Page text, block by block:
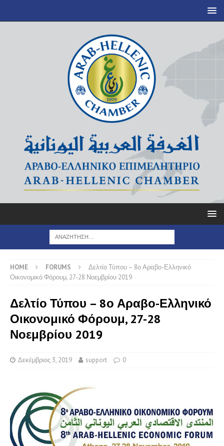
HOME FORUMS
Δελτίο Τύπου – 8ο Αραβο-Ελληνικό
Οικονομικό Φόρουμ, 27-28 Νοεμβρίου 2019
Δελτίο Τύπου – 8ο Αραβο-Ελληνικό
Οικονομικό Φόρουμ, 27-28
Νοεμβρίου 2019
Δεκέμβριος 3, 2019 support 0